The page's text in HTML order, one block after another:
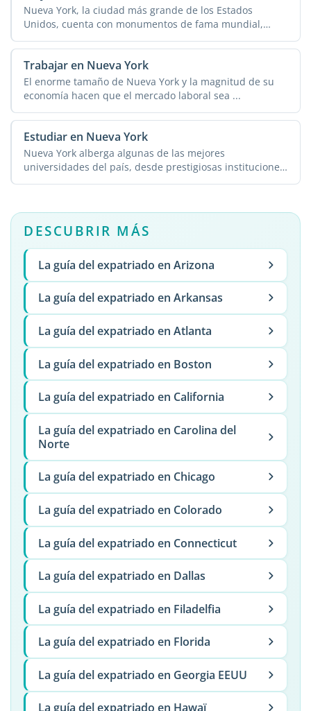
Nueva York, la ciudad más grande de los Estados
Unidos, cuenta con monumentos de fama mundial,
restaurantes ...
Trabajar en Nueva York
El enorme tamaño de Nueva York y la magnitud de su
economía hacen que el mercado laboral sea ...
Estudiar en Nueva York
Nueva York alberga algunas de las mejores
universidades del país, desde prestigiosas instituciones
privadas ...
DESCUBRIR MÁS
La guía del expatriado en Arizona
La guía del expatriado en Arkansas
La guía del expatriado en Atlanta
La guía del expatriado en Boston
La guía del expatriado en California
La guía del expatriado en Carolina del
Norte
La guía del expatriado en Chicago
La guía del expatriado en Colorado
La guía del expatriado en Connecticut
La guía del expatriado en Dallas
La guía del expatriado en Filadelfia
La guía del expatriado en Florida
La guía del expatriado en Georgia EEUU
La guía del expatriado en Hawaï